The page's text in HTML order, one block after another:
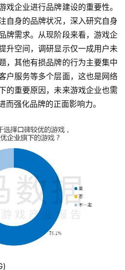
戏企业进行品牌建设的重要性。
自身的品牌状况，深入研究自身
牌需求。从现阶段来看，游戏企
升空间，调研显示仅一成用户未
，其他有损品牌的行为主要集中
户服务等多个层面，这也是网络
的重要原因，未来游戏企业也需
强化品牌的正面影响力。